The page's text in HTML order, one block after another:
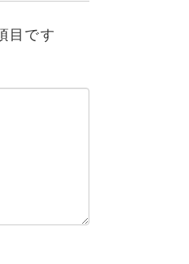
目です